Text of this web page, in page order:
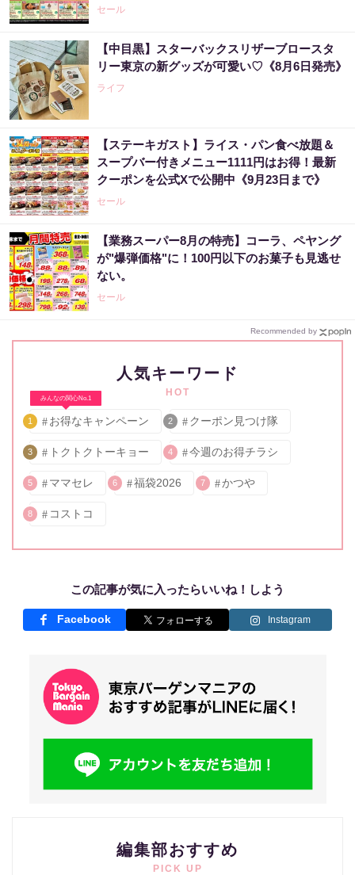
セール
【中目黒】スターバックスリザーブロースタ
リー東京の新グッズが可愛い♡《8月6日発売》
ライフ
【ステーキガスト】ライス・パン食べ放題＆
スープバー付きメニュー1111円はお得！最新
クーポンを公式Xで公開中《9月23日まで》
セール
【業務スーパー8月の特売】コーラ、ペヤング
が"爆弾価格"に！100円以下のお菓子も見逃せ
ない。
セール
Recommended by
人気キーワード
HOT
みんなの関心No.1
1 お得なキャンペーン 2 クーポン見つけ隊
3 トクトクトーキョー 4 今週のお得チラシ
5 ママセレ 6 福袋2026 7 かつや
8 コストコ
この記事が気に入ったらいいね！しよう
Facebook Instagram
編集部おすすめ
PICK UP